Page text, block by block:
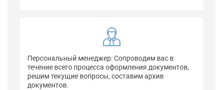
Персональный менеджер: Сопроводим вас в
течение всего процесса оформления документов,
решим текущие вопросы, составим архив
документов.